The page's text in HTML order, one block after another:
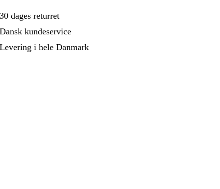
dages returret
kundeservice
i hele Danmark